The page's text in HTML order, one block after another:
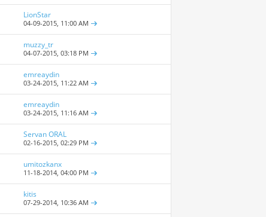
LionStar
04-09-2015, 11:00 AM
muzzy_tr
04-07-2015,03:18 PM
emreaydin
03-24-2015, 11:22 AM
emreaydin
03-24-2015, 11:16 AM
Servan ORAL
02-16-2015,02:29 PM
umitozkanx
11-18-2014,04:00 PM
kitis
07-29-2014, 10:36 AM